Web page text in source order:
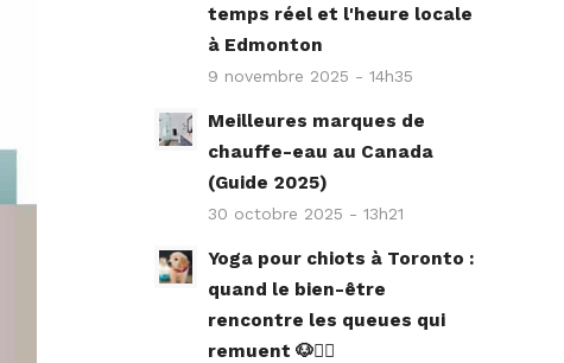
temps réel et l'heure locale
à Edmonton
9 novembre 2025 - 14h35
Meilleures marques de
chauffe-eau au Canada
(Guide 2025)
30 octobre 2025 - 13h21
Yoga pour chiots à Toronto :
quand le bien-être
rencontre les queues qui
remuent 🐶🧘‍♀️